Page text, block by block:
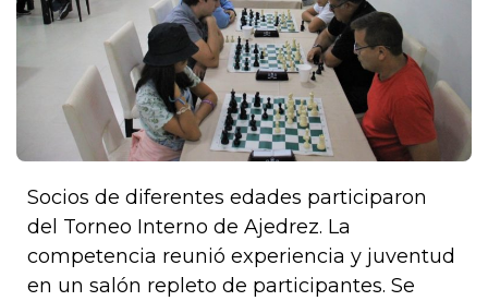
Socios de diferentes edades participaron
del Torneo Interno de Ajedrez. La
competencia reunió experiencia y juventud
en un salón repleto de participantes. Se